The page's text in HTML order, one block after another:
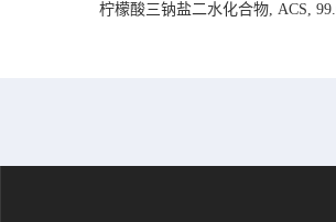
柠檬酸三钠盐二水化合物, ACS,